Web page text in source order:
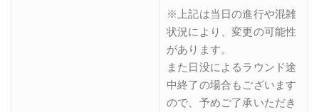
※上記は当日の進行や混雑
状況により、変更の可能性
があります。
また日没によるラウンド途
中終了の場合もございます
ので、予めご了承いただき